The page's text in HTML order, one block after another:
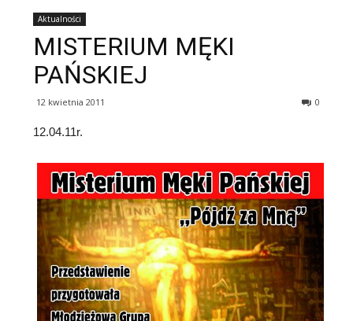
Aktualności
MISTERIUM MĘKI
PAŃSKIEJ
12 kwietnia 2011 0
12.04.11r.